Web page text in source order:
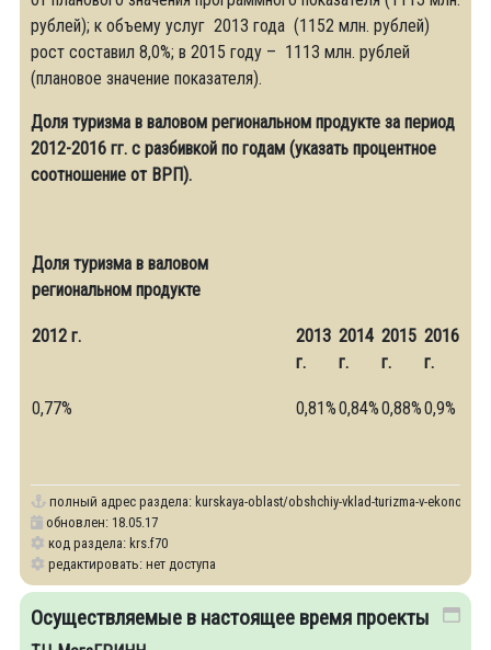
рублей); к объему услуг 2013 года (1152 млн. рублей)
рост составил 8,0%; в 2015 году – 1113 млн. рублей
(плановое значение показателя).
Доля туризма в валовом региональном продукте за период
2012-2016 гг. с разбивкой по годам (указать процентное
соотношение от ВРП).
Доля туризма в валовом
региональном продукте
2012 г.
2013
г.
2014
г.
2015
г.
2016
г.
0,77% 0,81%0,84%0,88%0,9%
полный адрес раздела: kurskaya-oblast/obshchiy-vklad-turizma-v-ekonomiku
обновлен: 18.05.17
код раздела: krs.f70
редактировать: нет доступа
Осуществляемые в настоящее время проекты